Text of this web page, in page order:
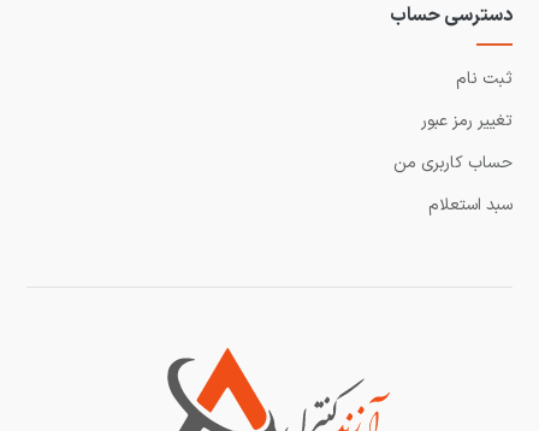
دسترسی حساب
ثبت نام
تغییر رمز عبور
حساب کاربری من
سبد استعلام